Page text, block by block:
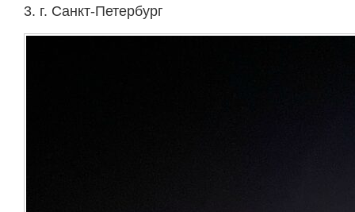
3. г. Санкт-Петербург